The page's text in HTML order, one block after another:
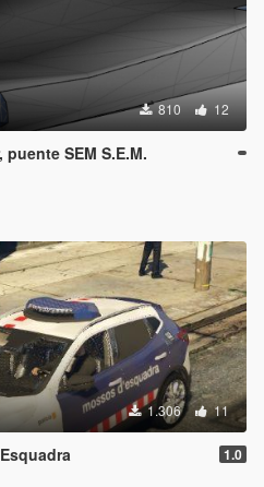
810 12
SEM S.E.M.
1.306 11
1.0